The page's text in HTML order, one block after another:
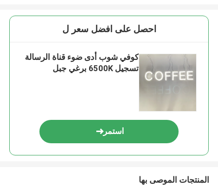
احصل على افضل سعر ل
كوفي شوب أدى ضوء قناة الرسالة
تسجيل 6500K برغي جبل
استمر
المنتجات الموصى بها